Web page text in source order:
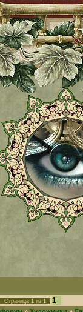
Страница 1 из 1 1